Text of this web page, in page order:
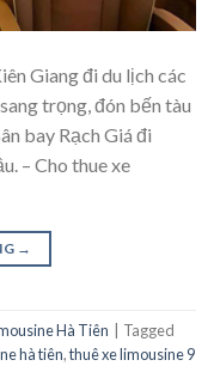
Giang đi du lịch các
trọng, đón bến tàu
bay Rạch Giá đi
– Cho thue xe
→
Hà Tiên
Tagged
hà tiên,thuê xe limousine 9